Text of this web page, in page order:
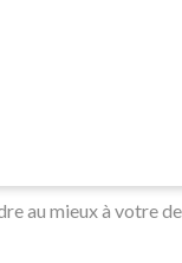
au mieux à votre